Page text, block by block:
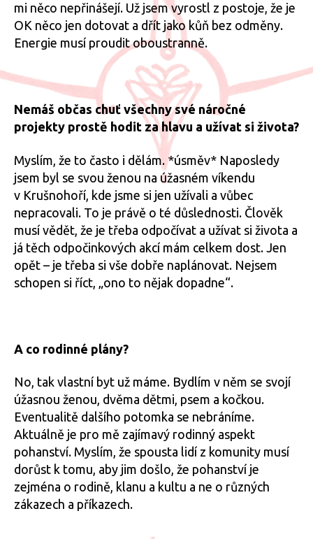
mi něco nepřinášejí. Už jsem vyrostl z postoje, že je
OK něco jen dotovat a dřít jako kůň bez odměny.
Energie musí proudit oboustranně.
Nemáš občas chuť všechny své náročné
projekty prostě hodit za hlavu a užívat si života?
Myslím, že to často i dělám. *úsměv* Naposledy
jsem byl se svou ženou na úžasném víkendu
v Krušnohoří, kde jsme si jen užívali a vůbec
nepracovali. To je právě o té důslednosti. Člověk
musí vědět, že je třeba odpočívat a užívat si života a
já těch odpočinkových akcí mám celkem dost. Jen
opět – je třeba si vše dobře naplánovat. Nejsem
schopen si říct, „ono to nějak dopadne“.
A co rodinné plány?
No, tak vlastní byt už máme. Bydlím v něm se svojí
úžasnou ženou, dvěma dětmi, psem a kočkou.
Eventualitě dalšího potomka se nebráníme.
Aktuálně je pro mě zajímavý rodinný aspekt
pohanství. Myslím, že spousta lidí z komunity musí
dorůst k tomu, aby jim došlo, že pohanství je
zejména o rodině, klanu a kultu a ne o různých
zákazech a příkazech.